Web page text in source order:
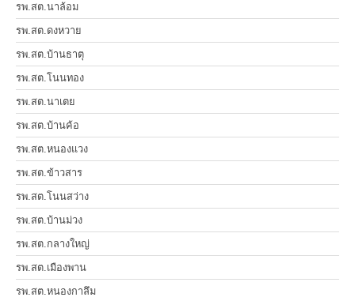
รพ.สต.นาล้อม
รพ.สต.ดงหวาย
รพ.สต.บ้านธาตุ
รพ.สต.โนนทอง
รพ.สต.นาเตย
รพ.สต.บ้านค้อ
รพ.สต.หนองแวง
รพ.สต.ข้าวสาร
รพ.สต.โนนสว่าง
รพ.สต.บ้านม่วง
รพ.สต.กลางใหญ่
รพ.สต.เมืองพาน
รพ.สต.หนองกาลึม